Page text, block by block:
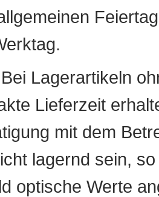
Lagerartikeln
Lieferzeit
mit dem
lagernd sein,
optische Werte